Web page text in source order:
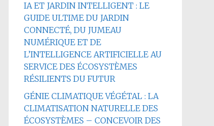
IA ET JARDIN INTELLIGENT : LE
GUIDE ULTIME DU JARDIN
CONNECTÉ, DU JUMEAU
NUMÉRIQUE ET DE
L’INTELLIGENCE ARTIFICIELLE AU
SERVICE DES ÉCOSYSTÈMES
RÉSILIENTS DU FUTUR
GÉNIE CLIMATIQUE VÉGÉTAL : LA
CLIMATISATION NATURELLE DES
ÉCOSYSTÈMES – CONCEVOIR DES